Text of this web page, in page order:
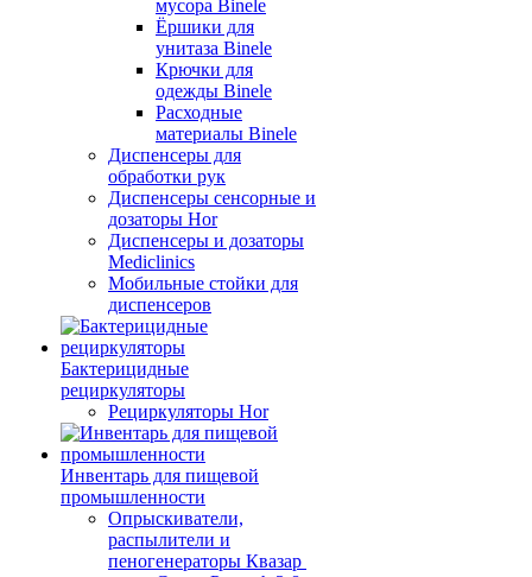
мусора Binele
Ёршики для
унитаза Binele
Крючки для
одежды Binele
Расходные
материалы Binele
Диспенсеры для
обработки рук
Диспенсеры сенсорные и
дозаторы Hor
Диспенсеры и дозаторы
Mediclinics
Мобильные стойки для
диспенсеров
Бактерицидные
рециркуляторы
Рециркуляторы Hor
Инвентарь для пищевой
промышленности
Опрыскиватели,
распылители и
пеногенераторы Квазар